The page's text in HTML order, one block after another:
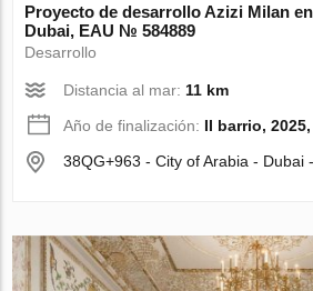
Proyecto de desarrollo Azizi Milan
Dubai, EAU № 584889
Desarrollo
Distancia al mar: 11 km
Año de finalización: II barrio,
38QG+963 - City of Arabia - Dubai